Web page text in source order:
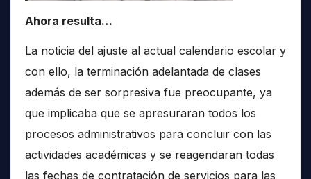
Ahora resulta…
La noticia del ajuste al actual calendario escolar y
con ello, la terminación adelantada de clases
además de ser sorpresiva fue preocupante, ya
que implicaba que se apresuraran todos los
procesos administrativos para concluir con las
actividades académicas y se reagendaran todas
las fechas de contratación de servicios para las